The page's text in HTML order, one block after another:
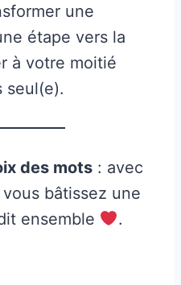
une
étape vers la
à votre moitié
seul(e).
des mots : avec
bâtissez une
ensemble
.